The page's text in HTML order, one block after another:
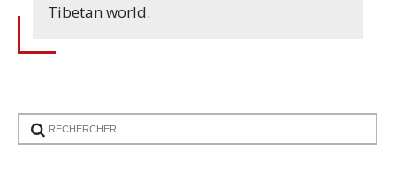
Tibetan world.